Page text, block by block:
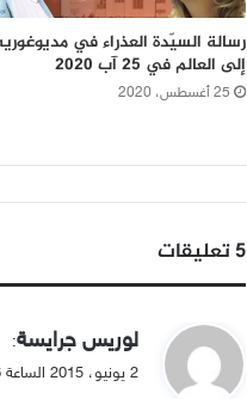
رسالة السيّدة العذراء في
إلى العالم في 25 آب 2020
25 أغسطس، 2020
‫5 تعليقات
ي
ق
لوريس جرايسة:
2 يونيو، 2015 الساعة 15:16